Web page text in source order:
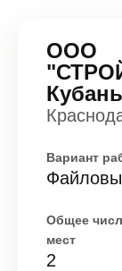
ООО
Вариант
Общее
мест
2